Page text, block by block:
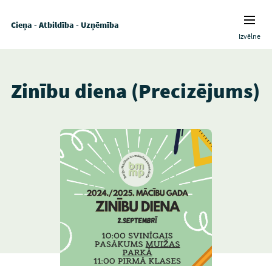
Cieņa - Atbildība - Uzņēmība
Izvēlne
Zinību diena (Precizējums)